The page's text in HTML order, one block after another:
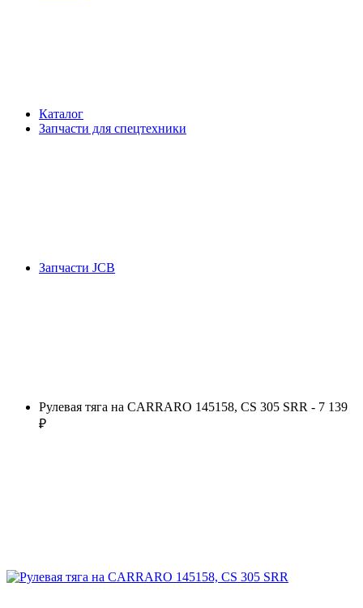
Каталог
Запчасти для спецтехники
Запчасти JCB
Рулевая тяга на CARRARO 145158, CS 305 SRR - 7 139
₽